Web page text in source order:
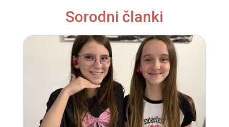
Sorodni članki